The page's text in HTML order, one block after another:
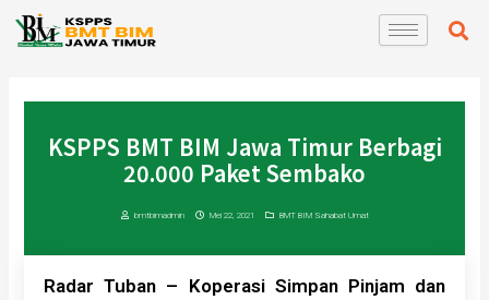
Lewati
KSPPS BMT BIM Jawa Timur Berbagi
20.000 Paket Sembako
bmtbimadmin Mei 22, 2021 BMT BIM Sahabat Umat
Radar Tuban – Koperasi Simpan Pinjam dan